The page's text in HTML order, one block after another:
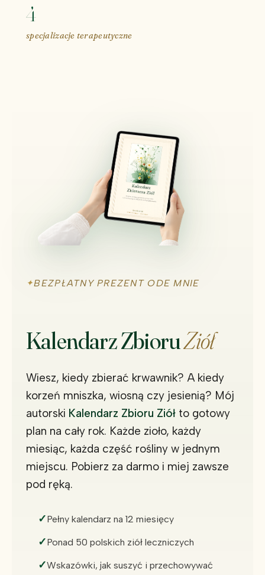
4
specjalizacje terapeutyczne
BEZPŁATNY PREZENT ODE MNIE
Kalendarz ZbioruZiół
Wiesz, kiedy zbierać krwawnik? A kiedy
korzeń mniszka, wiosną czy jesienią? Mój
autorski Kalendarz Zbioru Ziół to gotowy
plan na cały rok. Każde zioło, każdy
miesiąc, każda część rośliny w jednym
miejscu. Pobierz za darmo i miej zawsze
pod ręką.
Pełny kalendarz na 12 miesięcy
Ponad 50 polskich ziół leczniczych
Wskazówki, jak suszyć i przechowywać